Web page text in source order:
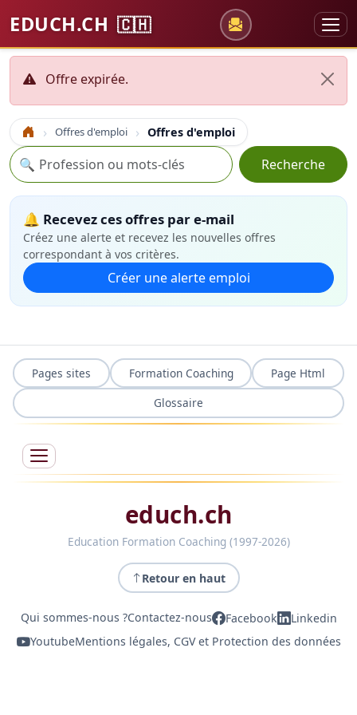
EDUCH.CH 🇨🇭
Offre expirée.
Accueil Offres d'emploi Offres d'emploi
Recherche
🔍 Recherche
🔔 Recevez ces offres par e-mail
Créez une alerte et recevez les nouvelles offres
correspondant à vos critères.
Créer une alerte emploi
Pages sites Formation Coaching
Page Html
Glossaire
educh.ch
Education Formation Coaching (1997-2026)
Retour en haut
Qui sommes-nous ?Contactez-nous Facebook
Linkedin
YoutubeMentions légales, CGV et Protection des données